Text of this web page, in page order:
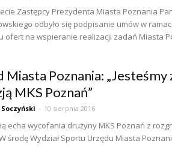
Zastępcy Prezydenta Miasta Poznania
odbyło się podpisanie umów w
ofert na wspieranie realizacji zadań Miasta
Miasta Poznania: „Jesteśmy
MKS Poznań”
- 10 sierpnia 2016
echa wycofania drużyny MKS Poznań z
środę Wydział Sportu Urzędu Miasta